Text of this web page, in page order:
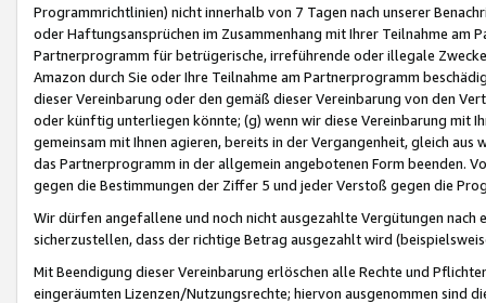
Programmrichtlinien) nicht innerhalb von 7 Tagen nach unserer
oder Haftungsansprüchen im Zusammenhang mit Ihrer Teilnahme am
Partnerprogramm für betrügerische, irreführende oder illegale
Amazon durch Sie oder Ihre Teilnahme am Partnerprogramm
dieser Vereinbarung oder den gemäß dieser Vereinbarung von den
oder künftig unterliegen könnte; (g) wenn wir diese Vereinbarung mit
gemeinsam mit Ihnen agieren, bereits in der Vergangenheit, gleich
das Partnerprogramm in der allgemein angebotenen Form beenden.
gegen die Bestimmungen der Ziffer 5 und jeder Verstoß gegen die
Wir dürfen angefallene und noch nicht ausgezahlte Vergütungen
sicherzustellen, dass der richtige Betrag ausgezahlt wird
Mit Beendigung dieser Vereinbarung erlöschen alle Rechte und
eingeräumten Lizenzen/Nutzungsrechte; hiervon ausgenommen sind